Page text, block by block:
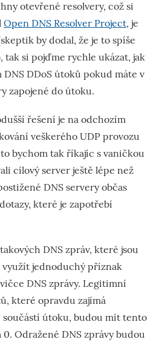
otevřené resolvery, což si
Open DNS Resolver Project, je
by dodal, že je to spíše
tak si pojďme rychle ukázat, jak
DNS DDoS útoků pokud máte v
zapojené do útoku.
řešení je na odchozím
veškerého UDP provozu
bychom tak říkajíc s vaničkou
cílový server ještě lépe než
DNS servery občas
které je zapotřebí
DNS zpráv, které jsou
využít jednoduchý příznak
DNS zprávy. Legitimní
které opravdu zajímá
součástí útoku, budou mít tento
Odražené DNS zprávy budou